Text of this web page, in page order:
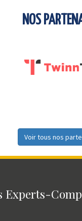
NOS
Voir tous nos
Experts-